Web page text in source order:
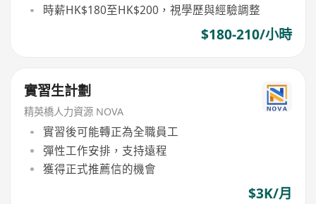
時薪HK$180至HK$200，視學歷與經驗調整
$180-210/小時
實習生計劃
精英橋人力資源 NOVA
實習後可能轉正為全職員工
彈性工作安排，支持遠程
獲得正式推薦信的機會
$3K/月